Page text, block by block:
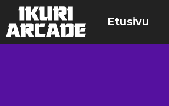
Etusivu